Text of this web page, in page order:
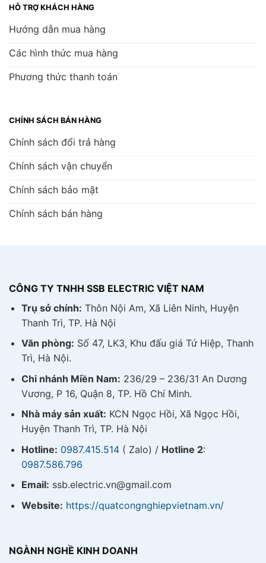
HỖ TRỢ KHÁCH HÀNG
Hướng dẫn mua hàng
Các hình thức mua hàng
Phương thức thanh toán
CHÍNH SÁCH BÁN HÀNG
Chính sách đổi trả hàng
Chính sách vận chuyển
Chính sách bảo mật
Chính sách bán hàng
CÔNG TY TNHH SSB ELECTRIC VIỆT NAM
Trụ sở chính: Thôn Nội Am, Xã Liên Ninh, Huyện
Thanh Trì, TP. Hà Nội
Văn phòng: Số 47, LK3, Khu đấu giá Tứ Hiệp, Thanh
Trì, Hà Nội.
Chi nhánh Miền Nam: 236/29 – 236/31 An Dương
Vương, P 16, Quận 8, TP. Hồ Chí Minh.
Nhà máy sản xuất: KCN Ngọc Hồi, Xã Ngọc Hồi,
Huyện Thanh Trì, TP. Hà Nội
Hotline: 0987.415.514( Zalo) / Hotline 2:
0987.586.796
Email: ssb.electric.vn@gmail.com
Website: https://quatcongnghiepvietnam.vn/
NGÀNH NGHỀ KINH DOANH